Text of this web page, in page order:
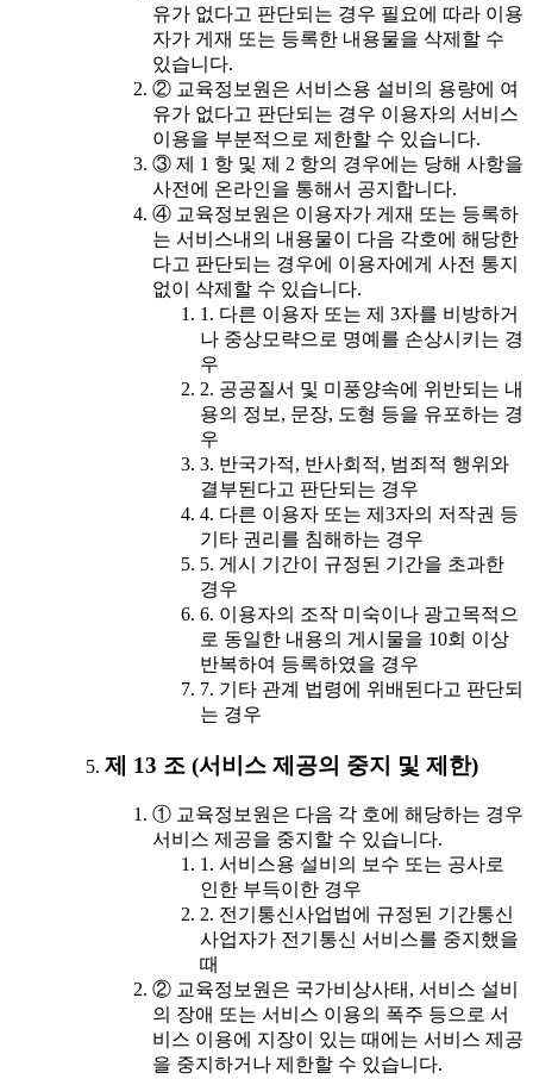
유가 없다고 판단되는 경우 필요에 따라 이용
자가 게재 또는 등록한 내용물을 삭제할 수
있습니다.
② 교육정보원은 서비스용 설비의 용량에 여
유가 없다고 판단되는 경우 이용자의 서비스
이용을 부분적으로 제한할 수 있습니다.
③ 제 1 항 및 제 2 항의 경우에는 당해 사항을
사전에 온라인을 통해서 공지합니다.
④ 교육정보원은 이용자가 게재 또는 등록하
는 서비스내의 내용물이 다음 각호에 해당한
다고 판단되는 경우에 이용자에게 사전 통지
없이 삭제할 수 있습니다.
1. 다른 이용자 또는 제 3자를 비방하거
나 중상모략으로 명예를 손상시키는 경
우
2. 공공질서 및 미풍양속에 위반되는 내
용의 정보, 문장, 도형 등을 유포하는 경
우
3. 반국가적, 반사회적, 범죄적 행위와
결부된다고 판단되는 경우
4. 다른 이용자 또는 제3자의 저작권 등
기타 권리를 침해하는 경우
5. 게시 기간이 규정된 기간을 초과한
경우
6. 이용자의 조작 미숙이나 광고목적으
로 동일한 내용의 게시물을 10회 이상
반복하여 등록하였을 경우
7. 기타 관계 법령에 위배된다고 판단되
는 경우
제 13 조 (서비스 제공의 중지 및 제한)
① 교육정보원은 다음 각 호에 해당하는 경우
서비스 제공을 중지할 수 있습니다.
1. 서비스용 설비의 보수 또는 공사로
인한 부득이한 경우
2. 전기통신사업법에 규정된 기간통신
사업자가 전기통신 서비스를 중지했을
때
② 교육정보원은 국가비상사태, 서비스 설비
의 장애 또는 서비스 이용의 폭주 등으로 서
비스 이용에 지장이 있는 때에는 서비스 제공
을 중지하거나 제한할 수 있습니다.